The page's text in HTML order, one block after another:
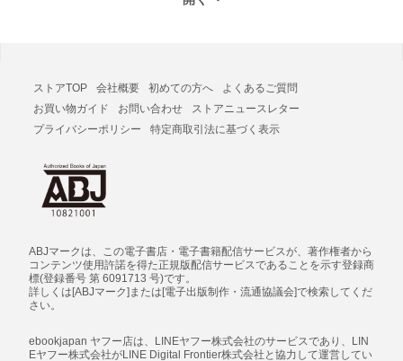
ストアTOP 会社概要 初めての方へ
よくあるご質問
お買い物ガイド
お問い合わせ
ストアニュースレター
プライバシーポリシー
特定商取引法に基づく表示
ABJマークは、この電子書店・電子書籍配信サービスが、著作権者から
コンテンツ使用許諾を得た正規版配信サービスであることを示す登録商
標(登録番号 第 6091713 号)です。
詳しくは[ABJマーク]または[電子出版制作・流通協議会]で検索してくだ
さい。
ebookjapan ヤフー店は、LINEヤフー株式会社のサービスであり、LIN
Eヤフー株式会社がLINE Digital Frontier株式会社と協力して運営してい